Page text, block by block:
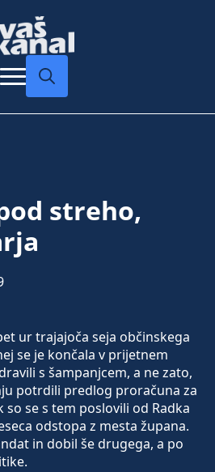
streho,
pet ur trajajoča seja občinskega
se je končala v prijetnem
s šampanjcem, a ne zato,
potrdili predlog proračuna za
se s tem poslovili od Radka
odstopa z mesta župana.
in dobil še drugega, a po